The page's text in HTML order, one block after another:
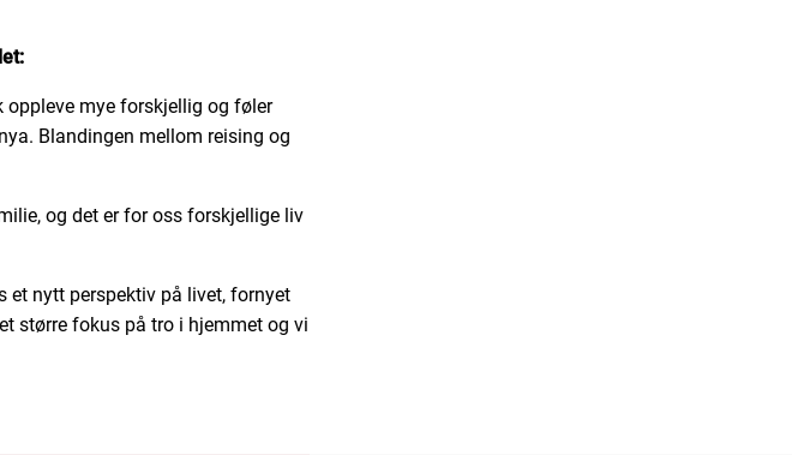
mye forskjellig og føler
Blandingen mellom reising og
og det er for oss forskjellige liv
et nytt perspektiv på livet, fornyet
større fokus på tro i hjemmet og vi